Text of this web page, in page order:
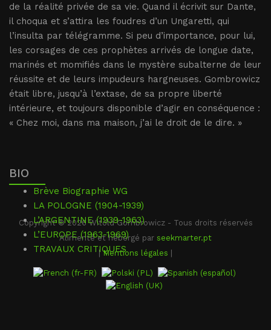
de la réalité privée de sa vie. Quand il écrivit sur Dante,
il choqua et s’attira les foudres d’un Ungaretti, qui
l’insulta par télégramme. Si peu d’importance, pour lui,
les corsages de ces prophètes arrivés de longue date,
marinés et momifiés dans le mystère subalterne de leur
réussite et de leurs impudeurs hargneuses. Gombrowicz
était libre, jusqu’à l’extase, de sa propre liberté
intérieure, et toujours disponible d’agir en conséquence :
« Chez moi, dans ma maison, j’ai le droit de le dire. »
BIO
Brève Biographie WG
LA POLOGNE (1904-1939)
L’ARGENTINE (1939-1963)
L’EUROPE (1963-1969)
TRAVAUX CRITIQUES
Copyright © 2026 Witold Gombrowicz - Tous droits réservés
Alimenté et hébergé par seekmarter.pt
|Mentions légales